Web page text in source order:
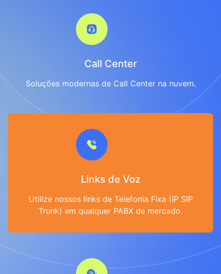
Links de Voz
Utilize nossos links de Telefonia Fixa (IP SIP
Trunk) em qualquer PABX de mercado.
Call Center
Soluções modernas de Call Center na nuvem.